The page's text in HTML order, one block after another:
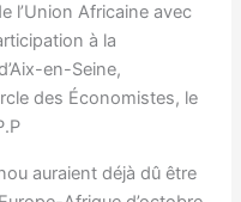
l’Union Africaine avec
à la
en-Seine,
des Économistes, le
auraient déjà dû être